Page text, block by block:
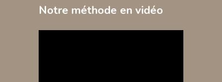
Notre méthode en vidéo